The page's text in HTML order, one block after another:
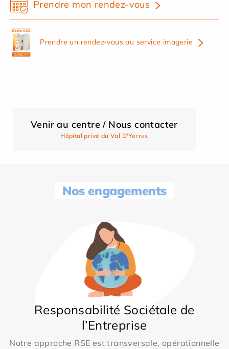
Prendre mon rendez-vous
Prendre un rendez-vous au service imagerie
Venir au centre / Nous contacter
Hôpital privé du Val D'Yerres
Nos engagements
Responsabilité Sociétale de
l’Entreprise
Notre approche RSE est transversale, opérationnelle